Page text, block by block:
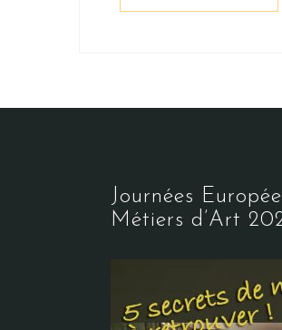
Journées
Métiers d’Art